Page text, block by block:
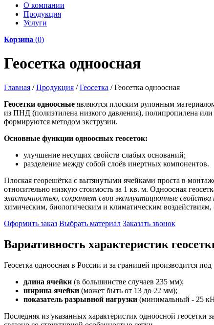
О компании
Продукция
Услуги
Корзина (0)
Геосетка одноосная
Главная / Продукция / Геосетка / Геосетка одноосная
Геосетки одноосные являются плоским рулонным
из ПНД (полиэтилена низкого давления), полипропилена
формируются методом экструзии.
Основные функции одноосных геосеток:
улучшение несущих свойств слабых оснований;
разделение между собой слоёв инертных компонентов.
Плоская георешётка с вытянутыми ячейками проста в
относительно низкую стоимость за 1 кв. м. Одноосная
эластичностью, сохраняет свои эксплуатационные свойства
химическим, биологическим и климатическим воздействиям,
Оформить заказ Выбрать материал Заказать звонок
Вариативность характеристик
Геосетка одноосная в России и за границей производится
длина ячейки (в большинстве случаев 235 мм);
ширина ячейки (может быть от 13 до 22 мм);
показатель разрывной нагрузки (минимальный - 25
Последняя из указанных характеристик одноосной геосетки